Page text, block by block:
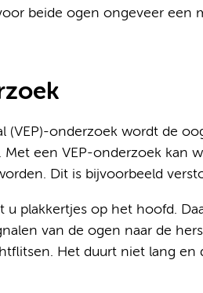
beide ogen ongeveer een
(VEP)-onderzoek wordt de
een VEP-onderzoek kan
Dit is bijvoorbeeld
u plakkertjes op het hoofd.
van de ogen naar de
Het duurt niet lang en